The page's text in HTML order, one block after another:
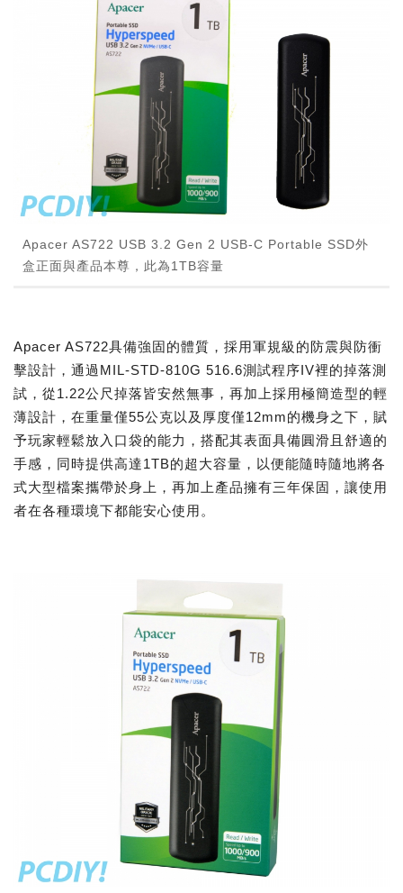
Apacer AS722 USB 3.2 Gen 2 USB-C Portable SSD外
盒正面與產品本尊，此為1TB容量
Apacer AS722具備強固的體質，採用軍規級的防震與防衝
擊設計，通過MIL-STD-810G 516.6測試程序IV裡的掉落測
試，從1.22公尺掉落皆安然無事，再加上採用極簡造型的輕
薄設計，在重量僅55公克以及厚度僅12mm的機身之下，賦
予玩家輕鬆放入口袋的能力，搭配其表面具備圓滑且舒適的
手感，同時提供高達1TB的超大容量，以便能隨時隨地將各
式大型檔案攜帶於身上，再加上產品擁有三年保固，讓使用
者在各種環境下都能安心使用。